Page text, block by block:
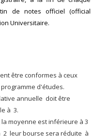
de notes officiel (official
Universitaire.
être conformes à ceux
d'études.
annuelle doit être
à 3.
moyenne est inférieure à 3
2 leur bourse sera réduite à